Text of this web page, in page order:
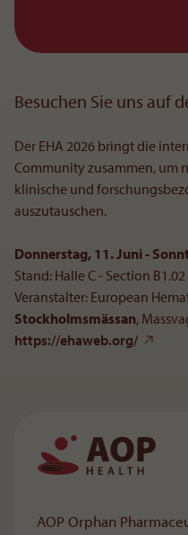
Besuchen Sie uns auf
Der EHA 2026 bringt die
Community zusammen, um
klinische und
auszutauschen.
Donnerstag, 11. Juni -
Stand: Halle C - Section B1.02
Veranstalter: European
Stockholmsmässan,
https://ehaweb.org/
AOP Orphan